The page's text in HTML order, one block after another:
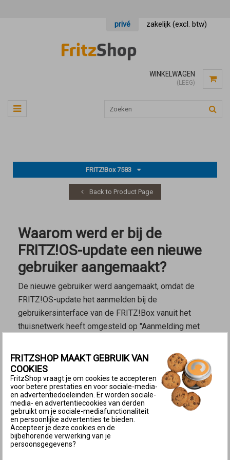
privé zakelijk (excl. btw)
WINKELWAGEN
(LEEG)
FRITZ!Box 7583
Back to Product Page
Waarom werd er bij de
FRITZ!OS-update een nieuwe
gebruiker aangemaakt?
De nieuwe gebruiker werd aangemaakt, omdat de
FRITZ!OS-update het aanmelden bij de
gebruikersinterface van de FRITZ!Box vanuit het
thuisnetwerk heeft omgesteld op "Aanmelding met
voor de update alléén een wachtwoord werd gebruikt
voor toegang tot de gebruikersinterface, wordt er
tijdens de update automatisch een gebruiker
aangemaakt met de naam "fritz" en een willekeurig
viercijferig getal, bijvoorbeeld "fritz1234". Deze
gebruiker heeft het wachtwoord gekregen dat
voorheen werd gebruikt voor aanmelding.
FRITZSHOP MAAKT GEBRUIK VAN
COOKIES
FritzShop vraagt je om cookies te accepteren
voor betere prestaties en voor sociale-media-
en advertentiedoeleinden. Er worden sociale-
media- en advertentiecookies van derden
gebruikt om je sociale-mediafunctionaliteit
en persoonlijke advertenties te bieden.
Accepteer je deze cookies en de
bijbehorende verwerking van je
persoonsgegevens?